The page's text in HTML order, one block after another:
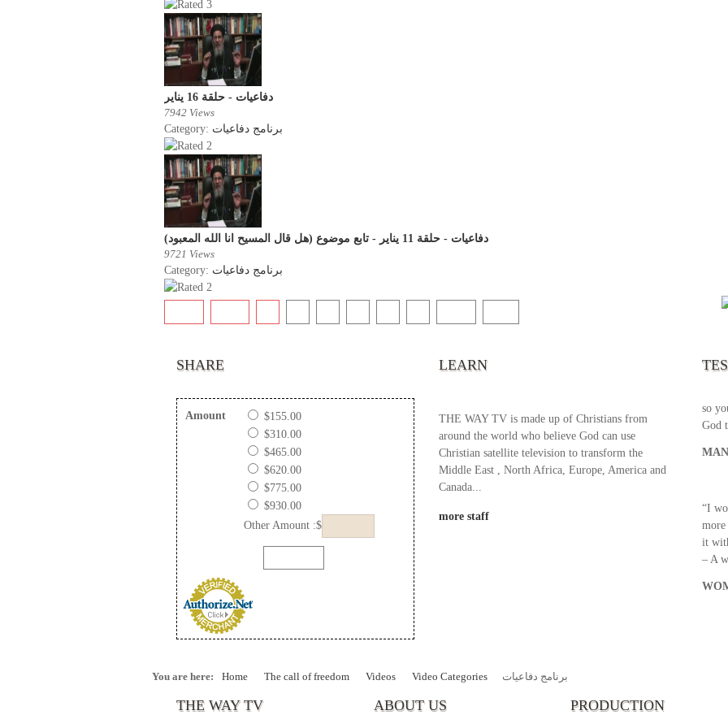
دفاعيات - حلقة 16 يناير
7942 Views
Category: برنامج دفاعيات
دفاعيات - حلقة 11 يناير - تابع موضوع (هل قال المسيح انا الله المعبود)
9721 Views
Category: برنامج دفاعيات
SHARE
Amount
$155.00
$310.00
$465.00
$620.00
$775.00
$930.00
Other Amount :$
LEARN
THE WAY TV is made up of Christians from
around the world who believe God can use
Christian satellite television to transform the
Middle East , North Africa, Europe, America and
Canada...
more staff
your
so
God
“I
it
– A
You are here: Home The call of freedom Videos Video Categories برنامج دفاعيات
THE WAY TV ABOUT US PRODUCTION